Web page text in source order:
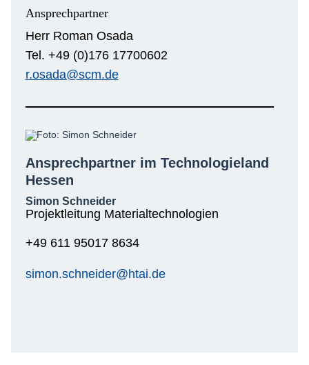
Ansprechpartner
Herr Roman Osada
Tel. +49 (0)176 17700602
r.osada@scm.de
Ansprechpartner im Technologieland
Hessen
Simon Schneider
Projektleitung Materialtechnologien
+49 611 95017 8634
simon.schneider@htai.de